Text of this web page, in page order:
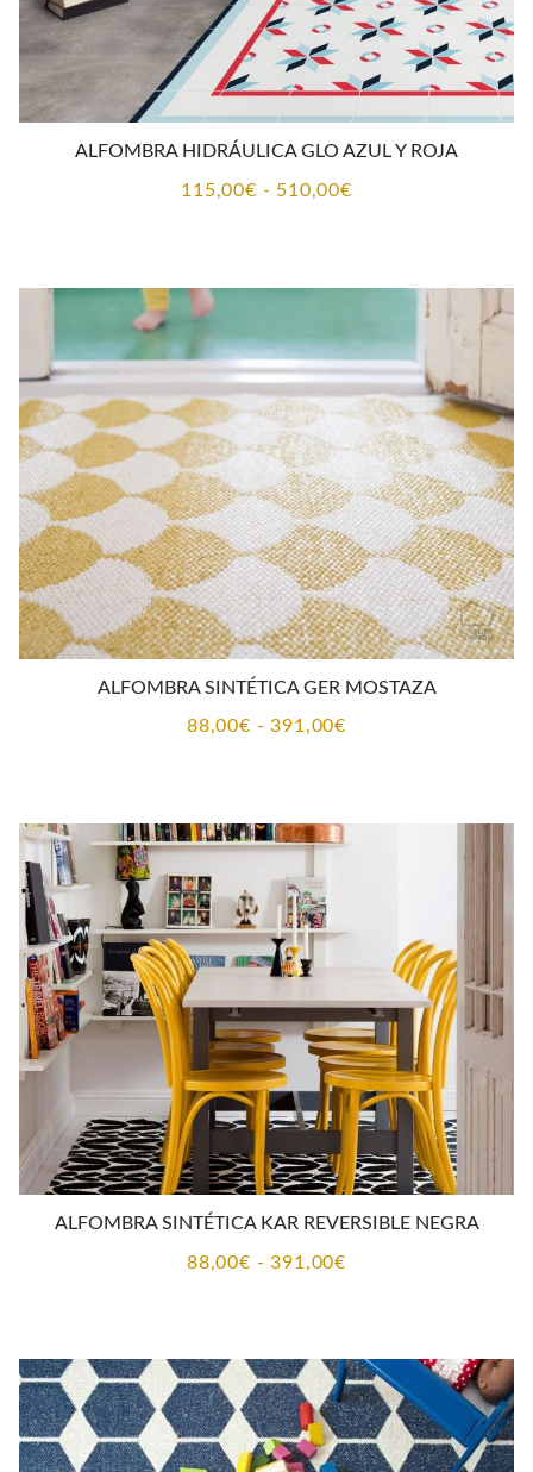
ALFOMBRA HIDRÁULICA GLO AZUL Y ROJA
115,00€ - 510,00€Rango
desde
115,00€
hasta
510,00€
ALFOMBRA SINTÉTICA GER MOSTAZA
88,00€ - 391,00€Rango
desde
ALFOMBRA SINTÉTICA KAR REVERSIBLE NEGRA
88,00€ - 391,00€Rango
desde
88,00€
hasta
391,00€